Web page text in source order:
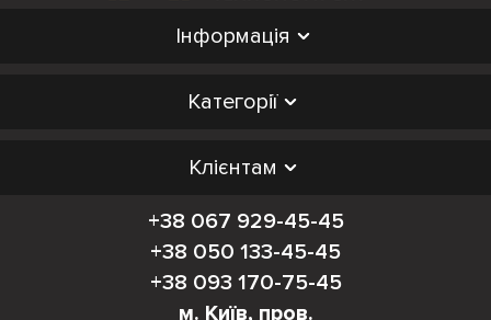
Інформація
Категорії
Клієнтам
+38 067 929-45-45
+38 050 133-45-45
+38 093 170-75-45
м. Київ, пров.